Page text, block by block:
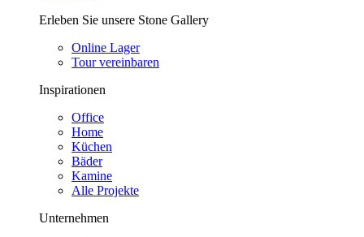
Erleben Sie unsere Stone Gallery
Online Lager
Tour vereinbaren
Inspirationen
Office
Home
Küchen
Bäder
Kamine
Alle Projekte
Unternehmen